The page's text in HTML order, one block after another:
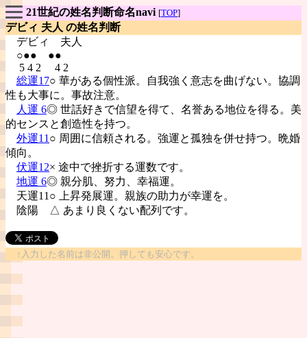
21世紀の姓名判断命名navi [TOP]
デビィ 夫人 の姓名判断
デビィ 夫人
○●● ●●
5 4 2 4 2
総運17○ 華がある個性派。自我強く意志を曲げない。協調
性も大事に。事故注意。
人運 6◎ 世話好きで信望を得て、名誉ある地位を得る。美
的センスと創造性を持つ。
外運11 ○ 周囲に信頼される。強運と孤独を併せ持つ。晩婚
傾向。
伏運12× 途中で挫折する運数です。
地運 6◎ 親分肌、努力、幸福運。
天運11○ 上昇発展運。親族の助力が幸運を。
陰陽
△ あまり良くない配列です。
↑入力した名前は非公開。押しても安心です。